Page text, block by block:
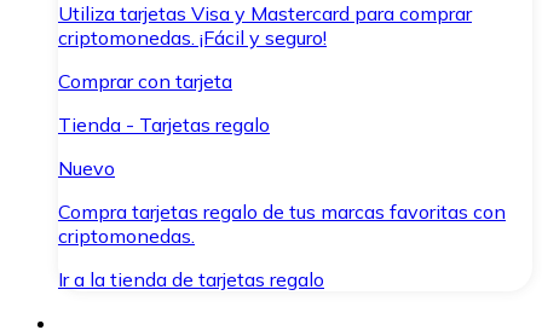
Utiliza tarjetas Visa y Mastercard para comprar
criptomonedas. ¡Fácil y seguro!
Comprar con tarjeta
Tienda - Tarjetas regalo
Nuevo
Compra tarjetas regalo de tus marcas favoritas con
criptomonedas.
Ir a la tienda de tarjetas regalo